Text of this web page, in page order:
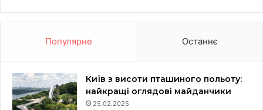
Популярне Останнє
Київ з висоти пташиного польоту:
найкращі оглядові майданчики
25.02.2025